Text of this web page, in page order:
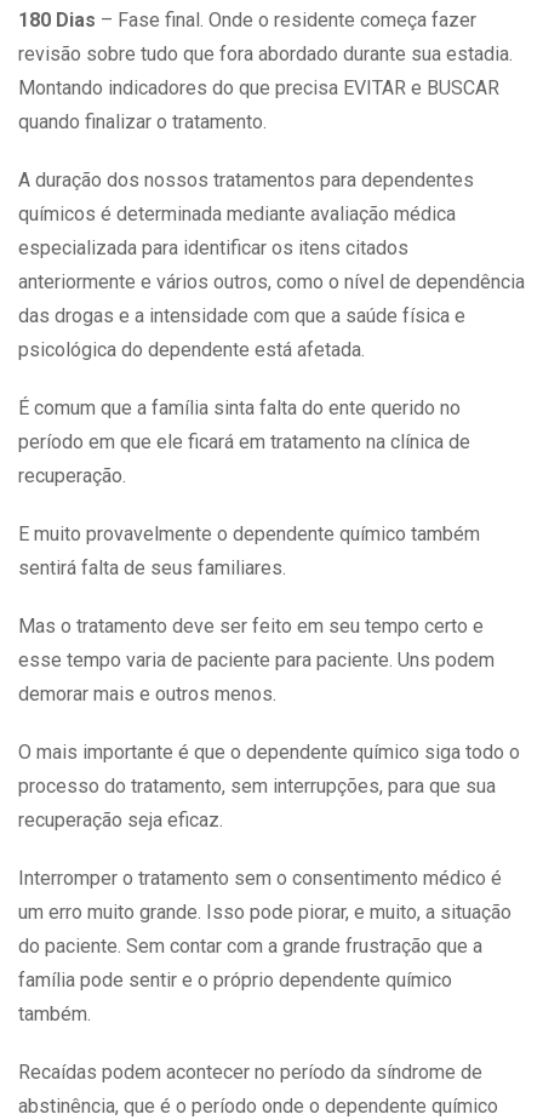
180 Dias – Fase final. Onde o residente começa fazer
revisão sobre tudo que fora abordado durante sua estadia.
Montando indicadores do que precisa EVITAR e BUSCAR
quando finalizar o tratamento.
A duração dos nossos tratamentos para dependentes
químicos é determinada mediante avaliação médica
especializada para identificar os itens citados
anteriormente e vários outros, como o nível de dependência
das drogas e a intensidade com que a saúde física e
psicológica do dependente está afetada.
É comum que a família sinta falta do ente querido no
período em que ele ficará em tratamento na clínica de
recuperação.
E muito provavelmente o dependente químico também
sentirá falta de seus familiares.
Mas o tratamento deve ser feito em seu tempo certo e
esse tempo varia de paciente para paciente. Uns podem
demorar mais e outros menos.
O mais importante é que o dependente químico siga todo o
processo do tratamento, sem interrupções, para que sua
recuperação seja eficaz.
Interromper o tratamento sem o consentimento médico é
um erro muito grande. Isso pode piorar, e muito, a situação
do paciente. Sem contar com a grande frustração que a
família pode sentir e o próprio dependente químico
também.
Recaídas podem acontecer no período da síndrome de
abstinência, que é o período onde o dependente químico